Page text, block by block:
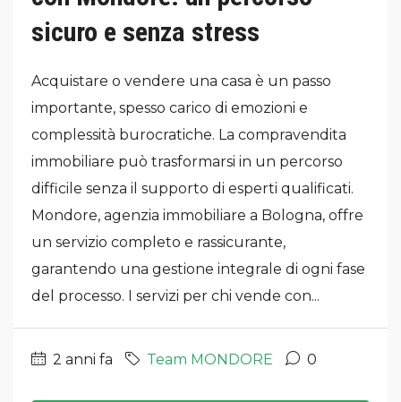
sicuro e senza stress
Acquistare o vendere una casa è un passo
importante, spesso carico di emozioni e
complessità burocratiche. La compravendita
immobiliare può trasformarsi in un percorso
difficile senza il supporto di esperti qualificati.
Mondore, agenzia immobiliare a Bologna, offre
un servizio completo e rassicurante,
garantendo una gestione integrale di ogni fase
del processo. I servizi per chi vende con...
2 anni fa Team MONDORE 0